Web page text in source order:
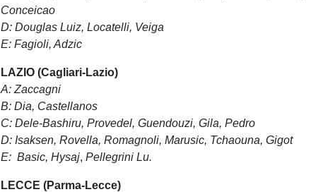
Conceicao
D:Douglas Luiz, Locatelli, Veiga
E:Fagioli, Adzic
LAZIO (Cagliari-Lazio)
A: Zaccagni
B: Dia, Castellanos
C: Dele-Bashiru, Provedel, Guendouzi, Gila,Pedro
D: Isaksen, Rovella, Romagnoli,Marusic, Tchaouna,Gigot
E: Basic, Hysaj,Pellegrini Lu.
LECCE (Parma-Lecce)